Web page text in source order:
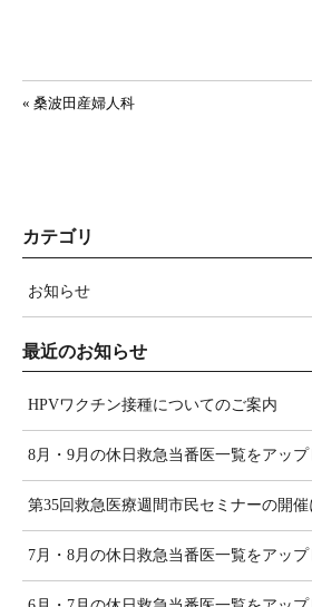
投稿ナビゲーション
« 桑波田産婦人科
カテゴリ
お知らせ
最近のお知らせ
HPVワクチン接種についてのご案内
8月・9月の休日救急当番医一覧をアップ
第35回救急医療週間市民セミナーの開催
7月・8月の休日救急当番医一覧をアッ